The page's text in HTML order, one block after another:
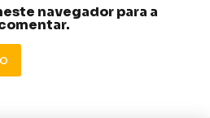
navegador para a